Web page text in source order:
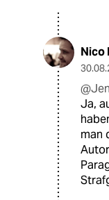
Nico
Ja,
man